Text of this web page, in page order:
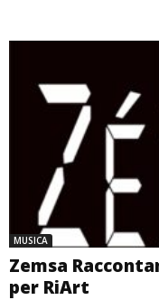
MUSICA
Zemsa
per RiArt